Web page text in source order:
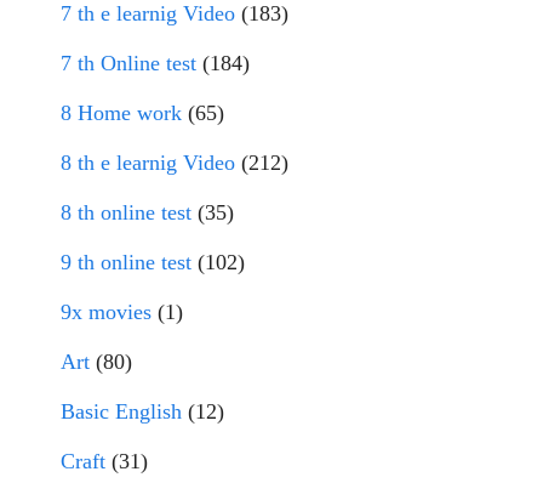
7 th e learnig Video (183)
7 th Online test (184)
8 Home work (65)
8 th e learnig Video (212)
8 th online test (35)
9 th online test (102)
9x movies (1)
Art (80)
Basic English (12)
Craft (31)